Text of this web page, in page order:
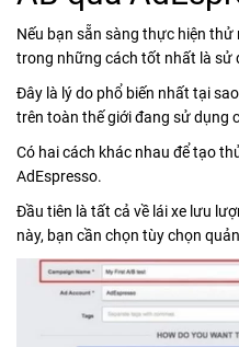
Nếu bạn sẵn sàng thực hiện thử
trong những cách tốt nhất là sử
Đây là lý do phổ biến nhất tại
trên toàn thế giới đang sử dụng
Có hai cách khác nhau để tạo
AdEspresso.
Đầu tiên là tất cả về lái xe lưu
này, bạn cần chọn tùy chọn